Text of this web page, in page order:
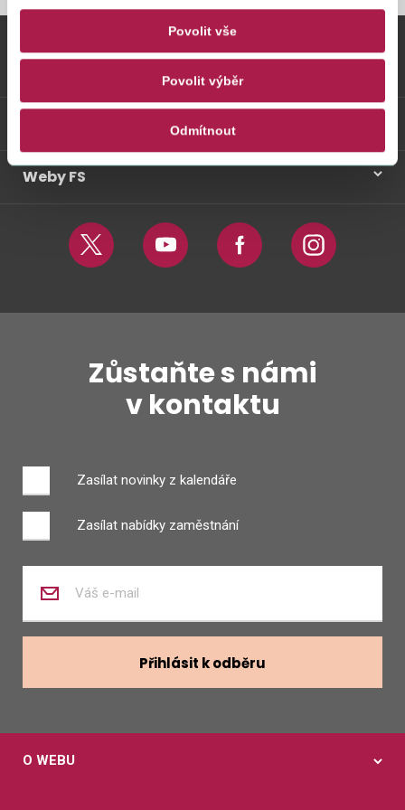
Povolit vše
Povolit výběr
Odmítnout
Weby FS
Twitter Youtube Facebook Instagram
Zůstaňte s námi
v kontaktu
Zasílat novinky z kalendáře
Zasílat nabídky zaměstnání
váš
mail
Přihlásit k odběru
O WEBU